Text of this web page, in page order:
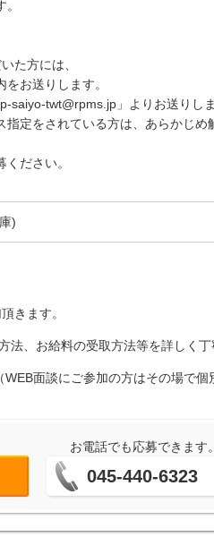
た方には、
お送りします。
saiyo-twt@rpms.jp」よりお送りし
定をされている方は、あらかじめ
ださい。
)
きます。
法、お給料の受取方法等を詳しく
面談にご参加の方はその場で
お電話でも応募できます
045-440-6323